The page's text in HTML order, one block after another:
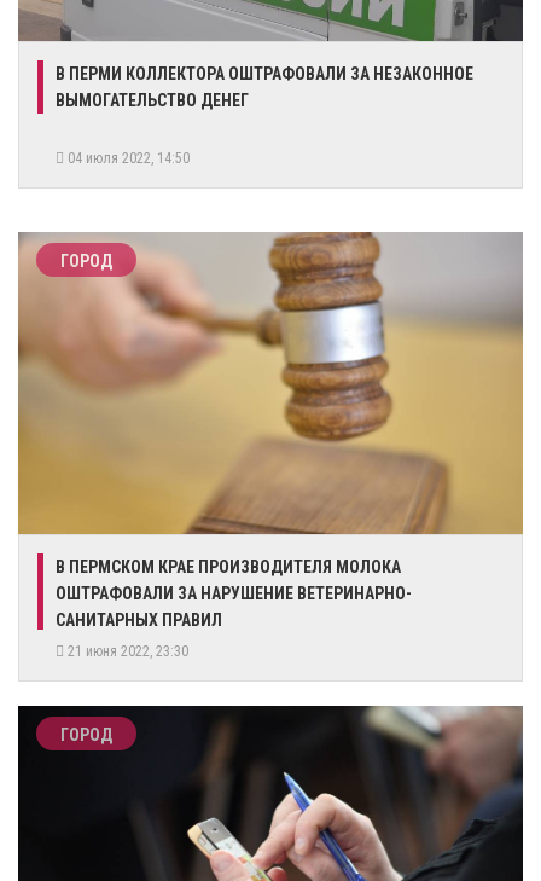
В ПЕРМИ КОЛЛЕКТОРА ОШТРАФОВАЛИ ЗА НЕЗАКОННОЕ
ВЫМОГАТЕЛЬСТВО ДЕНЕГ
04 июля 2022, 14:50
ГОРОД
​В ПЕРМСКОМ КРАЕ ПРОИЗВОДИТЕЛЯ МОЛОКА
ОШТРАФОВАЛИ ЗА НАРУШЕНИЕ ВЕТЕРИНАРНО-
САНИТАРНЫХ ПРАВИЛ
21 июня 2022, 23:30
ГОРОД